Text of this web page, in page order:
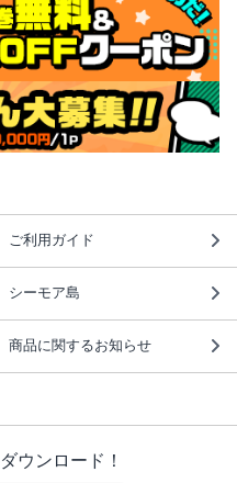
ご利用ガイド
シーモア島
商品に関するお知らせ
ウンロード！